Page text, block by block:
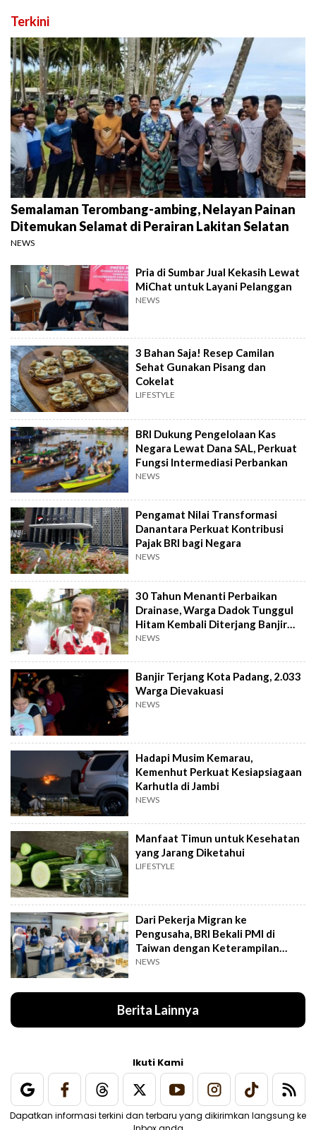
Terkini
Semalaman Terombang-ambing, Nelayan Painan
Ditemukan Selamat di Perairan Lakitan Selatan
NEWS
Pria di Sumbar Jual Kekasih Lewat
MiChat untuk Layani Pelanggan
NEWS
3 Bahan Saja! Resep Camilan
Sehat Gunakan Pisang dan
Cokelat
LIFESTYLE
BRI Dukung Pengelolaan Kas
Negara Lewat Dana SAL, Perkuat
Fungsi Intermediasi Perbankan
NEWS
Pengamat Nilai Transformasi
Danantara Perkuat Kontribusi
Pajak BRI bagi Negara
NEWS
30 Tahun Menanti Perbaikan
Drainase, Warga Dadok Tunggul
Hitam Kembali Diterjang Banjir
Parah
NEWS
Banjir Terjang Kota Padang, 2.033
Warga Dievakuasi
NEWS
Hadapi Musim Kemarau,
Kemenhut Perkuat Kesiapsiagaan
Karhutla di Jambi
NEWS
Manfaat Timun untuk Kesehatan
yang Jarang Diketahui
LIFESTYLE
Dari Pekerja Migran ke
Pengusaha, BRI Bekali PMI di
Taiwan dengan Keterampilan
Bisnis
NEWS
Berita Lainnya
Ikuti Kami
Dapatkan informasi terkini dan terbaru yang dikirimkan langsung ke